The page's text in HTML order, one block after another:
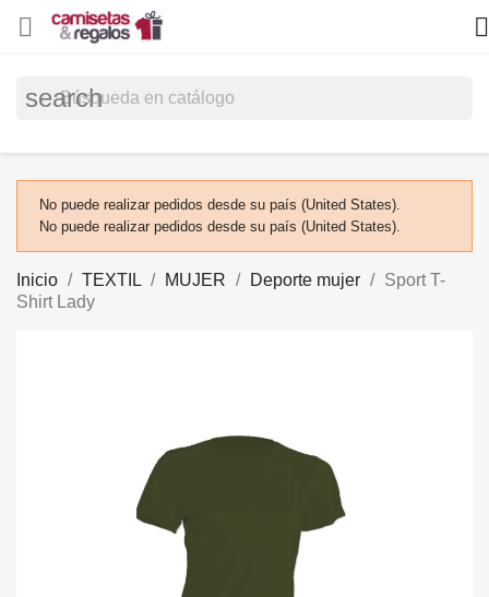
 
search
No puede realizar pedidos desde su país (United States).
No puede realizar pedidos desde su país (United States).
Inicio TEXTIL MUJER Deporte mujer
Sport T-
Shirt Lady